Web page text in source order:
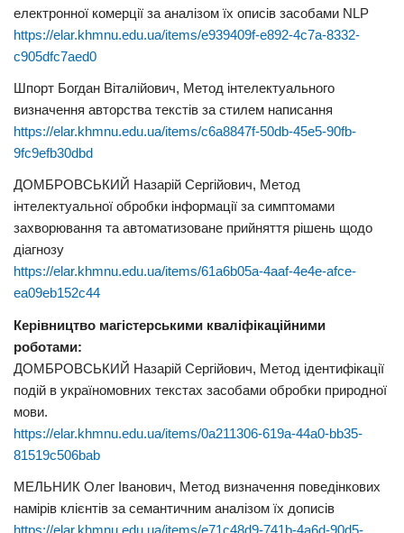
електронної комерції за аналізом їх описів засобами NLP
https://elar.khmnu.edu.ua/items/e939409f-e892-4c7a-8332-
c905dfc7aed0
Шпорт Богдан Віталійович, Метод інтелектуального
визначення авторства текстів за стилем написання
https://elar.khmnu.edu.ua/items/c6a8847f-50db-45e5-90fb-
9fc9efb30dbd
ДОМБРОВСЬКИЙ Назарій Сергійович, Метод
інтелектуальної обробки інформації за симптомами
захворювання та автоматизоване прийняття рішень щодо
діагнозу
https://elar.khmnu.edu.ua/items/61a6b05a-4aaf-4e4e-afce-
ea09eb152c44
Керівництво магістерськими кваліфікаційними
роботами:
ДОМБРОВСЬКИЙ Назарій Сергійович, Метод ідентифікації
подій в україномовних текстах засобами обробки природної
мови.
https://elar.khmnu.edu.ua/items/0a211306-619a-44a0-bb35-
81519c506bab
МЕЛЬНИК Олег Іванович, Метод визначення поведінкових
намірів клієнтів за семантичним аналізом їх дописів
https://elar.khmnu.edu.ua/items/e71c48d9-741b-4a6d-90d5-